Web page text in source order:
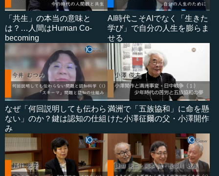
「共生」の本当の意味と
は？…人間はHuman Co-
becoming
AI時代こそAIでなく「生きた
学び」で自分の人生を膨らま
せる
なぜ「何回説明しても伝わら
ない」のか？鍵は認知の仕組
み
満洲で「五族協和」に命を懸
けた小澤征爾の父・小澤開作